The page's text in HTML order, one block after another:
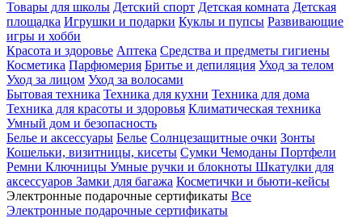
Товары для школы Детский спорт Детская комната Детская
площадка Игрушки и подарки Куклы и пупсы Развивающие
игры и хобби
Красота и здоровье Аптека Средства и предметы гигиены
Косметика Парфюмерия Бритье и депиляция Уход за телом
Уход за лицом Уход за волосами
Бытовая техника Техника для кухни Техника для дома
Техника для красоты и здоровья Климатическая техника
Умный дом и безопасность
Белье и аксессуары Белье Солнцезащитные очки Зонты
Кошельки, визитницы, кисеты Сумки Чемоданы Портфели
Ремни Ключницы Умные ручки и блокноты Шкатулки для
аксессуаров Замки для багажа Косметички и бьюти-кейсы
Электронные подарочные сертификаты Все
Электронные подарочные сертификаты